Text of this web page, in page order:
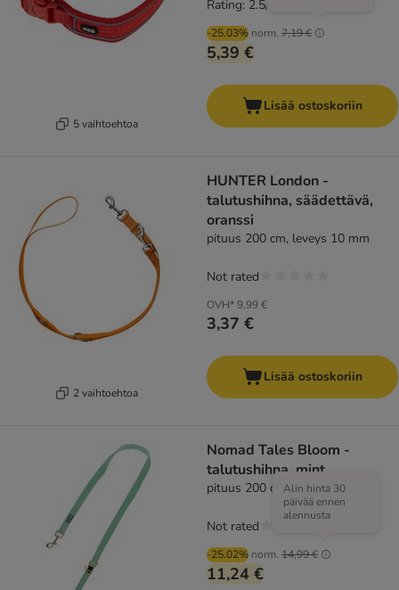
5 vaihtoehtoa
-25.03% norm. 7,19 €
5,39 €
Rating: 2.5/5
Lisää ostoskoriin
2 vaihtoehtoa
HUNTER London -
talutushihna, säädettävä,
oranssi
pituus 200 cm, leveys 10 mm
OVH*9,99 €
3,37 €
Not rated
Lisää ostoskoriin
Nomad Tales Bloom -
talutushihna, mint
pituus 200 cm, leveys 20 mm
-25.02% norm. 14,99 €
Alin hinta 30
päivää ennen
alennusta
11,24 €
Not rated